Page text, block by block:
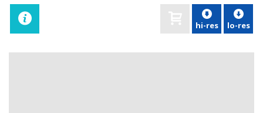
hi-res lo-res